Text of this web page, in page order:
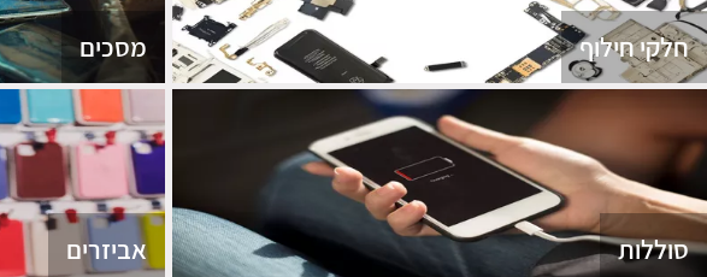
חלקי חילוף מסכים
סוללות אביזרים